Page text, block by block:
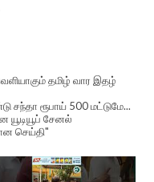
தமிழ் வார இதழ்
ரூபாய் 500 மட்டுமே...
யூடியூப் சேனல்
செய்தி"